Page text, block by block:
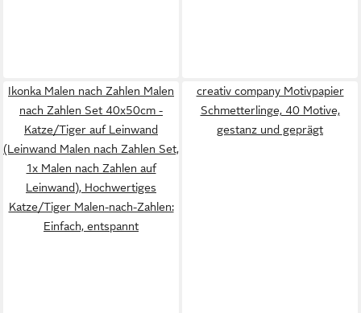
Ikonka Malen nach Zahlen Malen
nach Zahlen Set 40x50cm -
Katze/Tiger auf Leinwand
(Leinwand Malen nach Zahlen Set,
1x Malen nach Zahlen auf
Leinwand), Hochwertiges
Katze/Tiger Malen-nach-Zahlen:
Einfach, entspannt
creativ company Motivpapier
Schmetterlinge, 40 Motive,
gestanz und geprägt